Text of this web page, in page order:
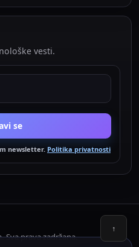
vesti.
se
newsletter. Politika privatnosti
Sva prava zadržana.
↑